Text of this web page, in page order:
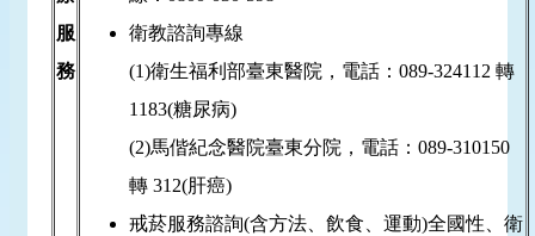
服
務
衛教諮詢專線
(1)衛生福利部臺東醫院，電話：089-324112 轉
1183(糖尿病)
(2)馬偕紀念醫院臺東分院，電話：089-310150
轉 312(肝癌)
戒菸服務諮詢(含方法、飲食、運動)全國性、衛